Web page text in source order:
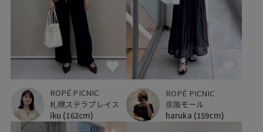
ROPÉ PICNIC
札幌ステラプレイス
iku (162cm)
ROPÉ PICNIC
京阪モール
haruka (159cm)